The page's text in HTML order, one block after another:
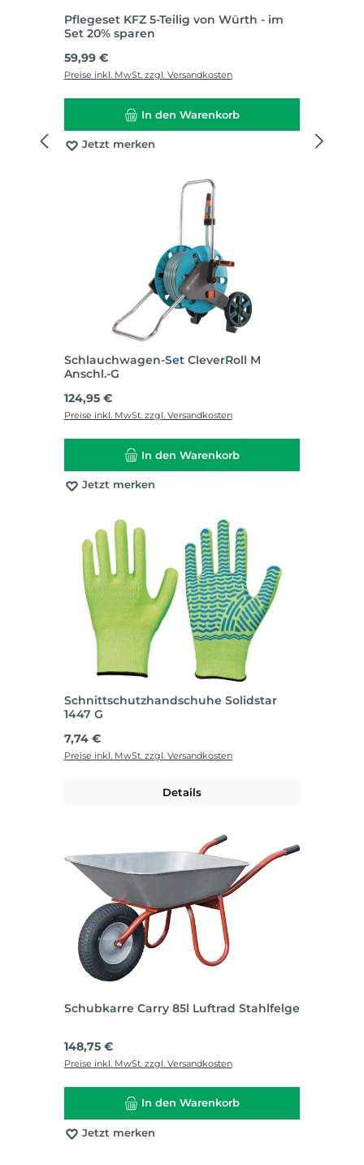
Pflegeset KFZ 5-Teilig von Würth - im
Set 20% sparen
Regulärer Preis:
59,99 €
Preise inkl. MwSt. zzgl. Versandkosten
In den Warenkorb
Jetzt merken
Schlauchwagen-Set CleverRoll M
Anschl.-G
Regulärer Preis:
124,95 €
Preise inkl. MwSt. zzgl. Versandkosten
In den Warenkorb
Jetzt merken
Schnittschutzhandschuhe Solidstar
1447 G
Regulärer Preis:
7,74 €
Preise inkl. MwSt. zzgl. Versandkosten
Details
Schubkarre Carry 85l Luftrad Stahlfelge
Regulärer Preis:
148,75 €
Preise inkl. MwSt. zzgl. Versandkosten
In den Warenkorb
Jetzt merken